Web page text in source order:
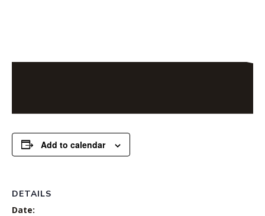
Add to calendar
DETAILS
Date: